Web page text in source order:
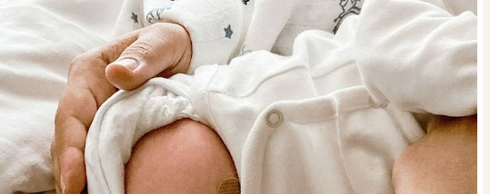
1. Wähle bis
2. Aktiviere „kostenlose Musterkarte“